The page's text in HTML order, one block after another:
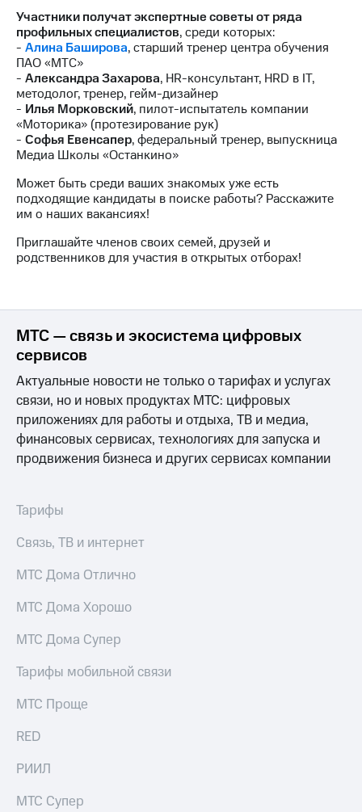
Описание
Программа
приобретения
Порядок
выкупа
акций
Дивиденды
Рынок
облигаций
Еврооблигации-2023
Уведомление
о
погашении
именных
облигаций
Регистратор
Контакты
развитие
деловая этика
На главную
Участники получат экспертные советы от ряда
профильных специалистов, среди которых:
- Алина Баширова, старший тренер центра обучения
ПАО «МТС»
- Александра Захарова, HR-консультант, HRD в IT,
методолог, тренер, гейм-дизайнер
- Илья Морковский, пилот-испытатель компании
«Моторика» (протезирование рук)
- Софья Евенсапер, федеральный тренер, выпускница
Медиа Школы «Останкино»
Может быть среди ваших знакомых уже есть
подходящие кандидаты в поиске работы? Расскажите
им о наших вакансиях!
Приглашайте членов своих семей, друзей и
родственников для участия в открытых отборах!
МТС — связь и экосистема цифровых
сервисов
Актуальные новости не только о тарифах и услугах
связи, но и новых продуктах МТС: цифровых
приложениях для работы и отдыха, ТВ и медиа,
финансовых сервисах, технологиях для запуска и
продвижения бизнеса и других сервисах компании
Тарифы
Связь, ТВ и интернет
МТС Дома Отлично
МТС Дома Хорошо
МТС Дома Супер
Тарифы мобильной связи
МТС Проще
RED
РИИЛ
МТС Супер